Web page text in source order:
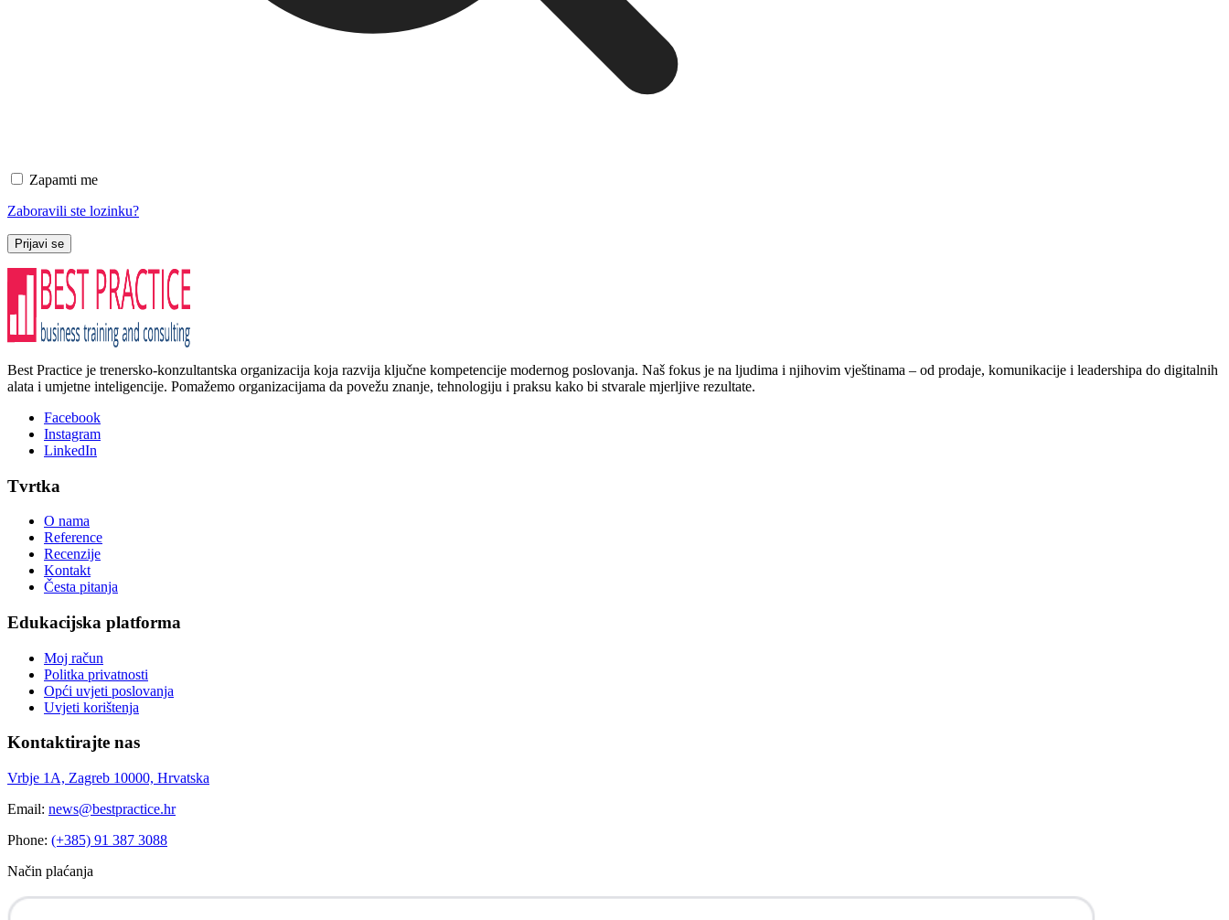
Zapamti me
Zaboravili ste lozinku?
Prijavi se
Best Practice je trenersko-konzultantska organizacija koja razvija ključne kompetencije modernog poslovanja. Naš fokus je na ljudima i njihovim vještinama – od prodaje, komunikacije i leadershipa do digitalnih
alata i umjetne inteligencije. Pomažemo organizacijama da povežu znanje, tehnologiju i praksu kako bi stvarale mjerljive rezultate.
Facebook
Instagram
LinkedIn
Tvrtka
O nama
Reference
Recenzije
Kontakt
Česta pitanja
Edukacijska platforma
Moj račun
Politka privatnosti
Opći uvjeti poslovanja
Uvjeti korištenja
Kontaktirajte nas
Vrbje 1A, Zagreb 10000, Hrvatska
Email: news@bestpractice.hr
Phone: (+385) 91 387 3088
Način plaćanja